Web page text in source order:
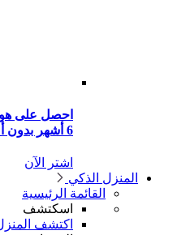
الذكي
القائمة الرئيسية
اسكتشف
اكتشف المنزل الذكي